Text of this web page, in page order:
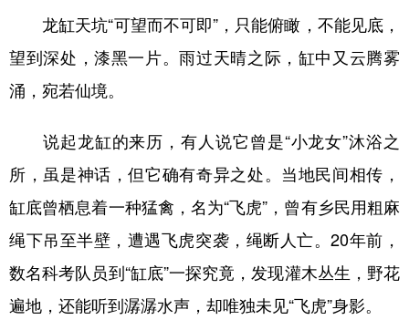
龙缸天坑“可望而不可即”，只能俯瞰，不能见底，
望到深处，漆黑一片。雨过天晴之际，缸中又云腾雾
涌，宛若仙境。
说起龙缸的来历，有人说它曾是“小龙女”沐浴之
所，虽是神话，但它确有奇异之处。当地民间相传，
缸底曾栖息着一种猛禽，名为“飞虎”，曾有乡民用粗麻
绳下吊至半壁，遭遇飞虎突袭，绳断人亡。20年前，
数名科考队员到“缸底”一探究竟，发现灌木丛生，野花
遍地，还能听到潺潺水声，却唯独未见“飞虎”身影。